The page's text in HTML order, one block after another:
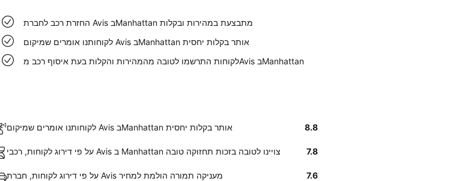
החזרת רכב לחברת Avis בManhattan מתבצעת במהירות ובקלות
לקוחותנו אומרים שמיקום Avis בManhattan אותר בקלות יחסית
לקוחות התרשמו לטובה מהמהירות והקלות בעת איסוף רכב מAvis בManhattan
לקוחותנו אומרים שמיקום Avis בManhattan אותר בקלות יחסית 8.8
על פי דירוג לקוחות, רכבי Avis ב Manhattan צויינו לטובה בזכות תחזוקה טובה 7.8
על פי דירוג לקוחות, חברת Avis מעניקה תמורה הולמת למחיר 7.6